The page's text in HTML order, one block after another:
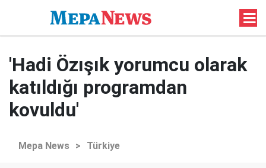
'Hadi Özışık yorumcu olarak
katıldığı programdan
kovuldu'
Mepa News > Türkiye